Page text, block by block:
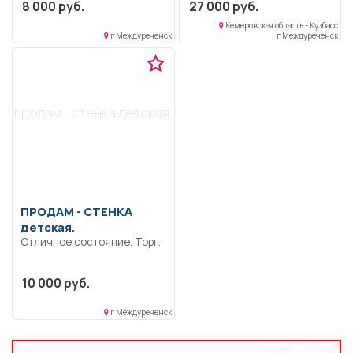
самовывоз.
8 000 руб.
г Междуреченск
покрывало.
27 000 руб.
Кемеровская область - Кузбасс
г Междуреченск
продам - стенка детская.
ПРОДАМ - СТЕНКА
детская.
Отличное состояние. Торг.
10 000 руб.
г Междуреченск